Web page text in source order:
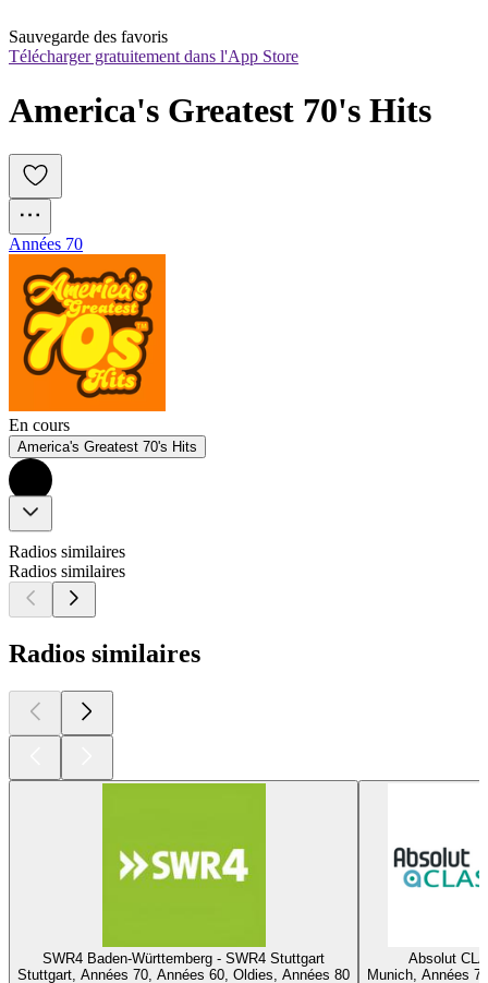
Sauvegarde des favoris
Télécharger gratuitement dans l'App Store
America's Greatest 70's Hits
Années 70
En cours
America's Greatest 70's Hits
Radios similaires
Radios similaires
Radios similaires
SWR4 Baden-Württemberg - SWR4 Stuttgart
Stuttgart, Années 70, Années 60, Oldies, Années 80
Absolut
Munich, Années